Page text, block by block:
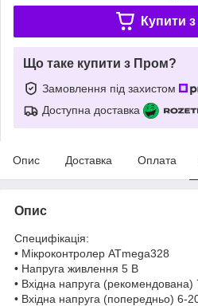
Купити з
Що таке купити з Пром?
Замовлення під захистом
Доступна доставка
Опис Доставка Оплата
Опис
Специфікація:
• Мікроконтролер ATmega328
• Напруга живлення 5 В
• Вхідна напруга
• Вхідна напруга (попередньо) 6-